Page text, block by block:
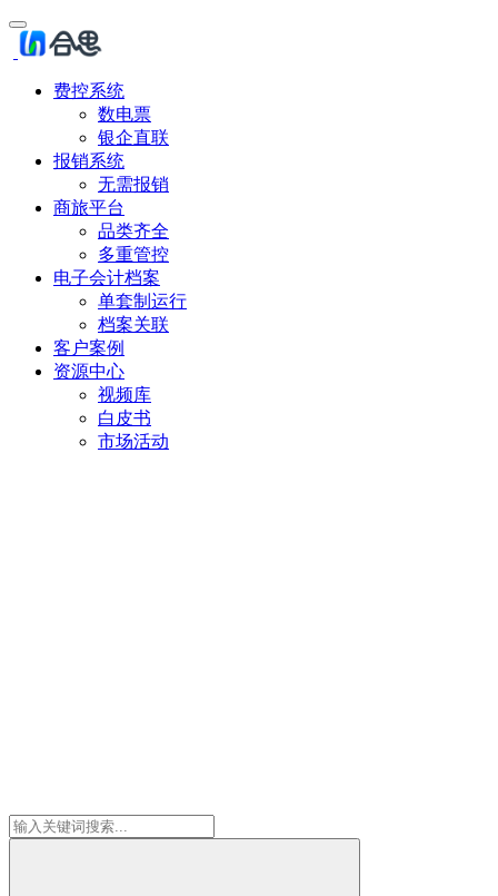
费控系统
数电票
银企直联
报销系统
无需报销
商旅平台
品类齐全
多重管控
电子会计档案
单套制运行
档案关联
客户案例
资源中心
视频库
白皮书
市场活动